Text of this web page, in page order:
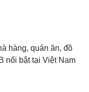
hàng, quán ăn, đồ
nổi bật tại Việt Nam